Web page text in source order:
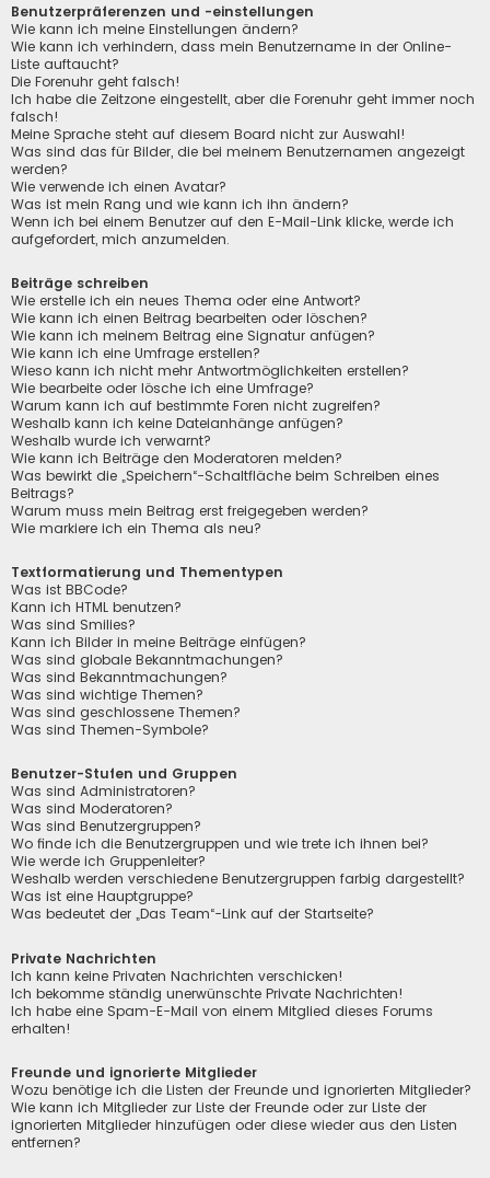
Benutzerpräferenzen und -einstellungen
Wie kann ich meine Einstellungen ändern?
Wie kann ich verhindern, dass mein Benutzername in der Online-
Liste auftaucht?
Die Forenuhr geht falsch!
Ich habe die Zeitzone eingestellt, aber die Forenuhr geht immer noch
falsch!
Meine Sprache steht auf diesem Board nicht zur Auswahl!
Was sind das für Bilder, die bei meinem Benutzernamen angezeigt
werden?
Wie verwende ich einen Avatar?
Was ist mein Rang und wie kann ich ihn ändern?
Wenn ich bei einem Benutzer auf den E-Mail-Link klicke, werde ich
aufgefordert, mich anzumelden.
Beiträge schreiben
Wie erstelle ich ein neues Thema oder eine Antwort?
Wie kann ich einen Beitrag bearbeiten oder löschen?
Wie kann ich meinem Beitrag eine Signatur anfügen?
Wie kann ich eine Umfrage erstellen?
Wieso kann ich nicht mehr Antwortmöglichkeiten erstellen?
Wie bearbeite oder lösche ich eine Umfrage?
Warum kann ich auf bestimmte Foren nicht zugreifen?
Weshalb kann ich keine Dateianhänge anfügen?
Weshalb wurde ich verwarnt?
Wie kann ich Beiträge den Moderatoren melden?
Was bewirkt die „Speichern“-Schaltfläche beim Schreiben eines
Beitrags?
Warum muss mein Beitrag erst freigegeben werden?
Wie markiere ich ein Thema als neu?
Textformatierung und Thementypen
Was ist BBCode?
Kann ich HTML benutzen?
Was sind Smilies?
Kann ich Bilder in meine Beiträge einfügen?
Was sind globale Bekanntmachungen?
Was sind Bekanntmachungen?
Was sind wichtige Themen?
Was sind geschlossene Themen?
Was sind Themen-Symbole?
Benutzer-Stufen und Gruppen
Was sind Administratoren?
Was sind Moderatoren?
Was sind Benutzergruppen?
Wo finde ich die Benutzergruppen und wie trete ich ihnen bei?
Wie werde ich Gruppenleiter?
Weshalb werden verschiedene Benutzergruppen farbig dargestellt?
Was ist eine Hauptgruppe?
Was bedeutet der „Das Team“-Link auf der Startseite?
Private Nachrichten
Ich kann keine Privaten Nachrichten verschicken!
Ich bekomme ständig unerwünschte Private Nachrichten!
Ich habe eine Spam-E-Mail von einem Mitglied dieses Forums
erhalten!
Freunde und ignorierte Mitglieder
Wozu benötige ich die Listen der Freunde und ignorierten Mitglieder?
Wie kann ich Mitglieder zur Liste der Freunde oder zur Liste der
ignorierten Mitglieder hinzufügen oder diese wieder aus den Listen
entfernen?